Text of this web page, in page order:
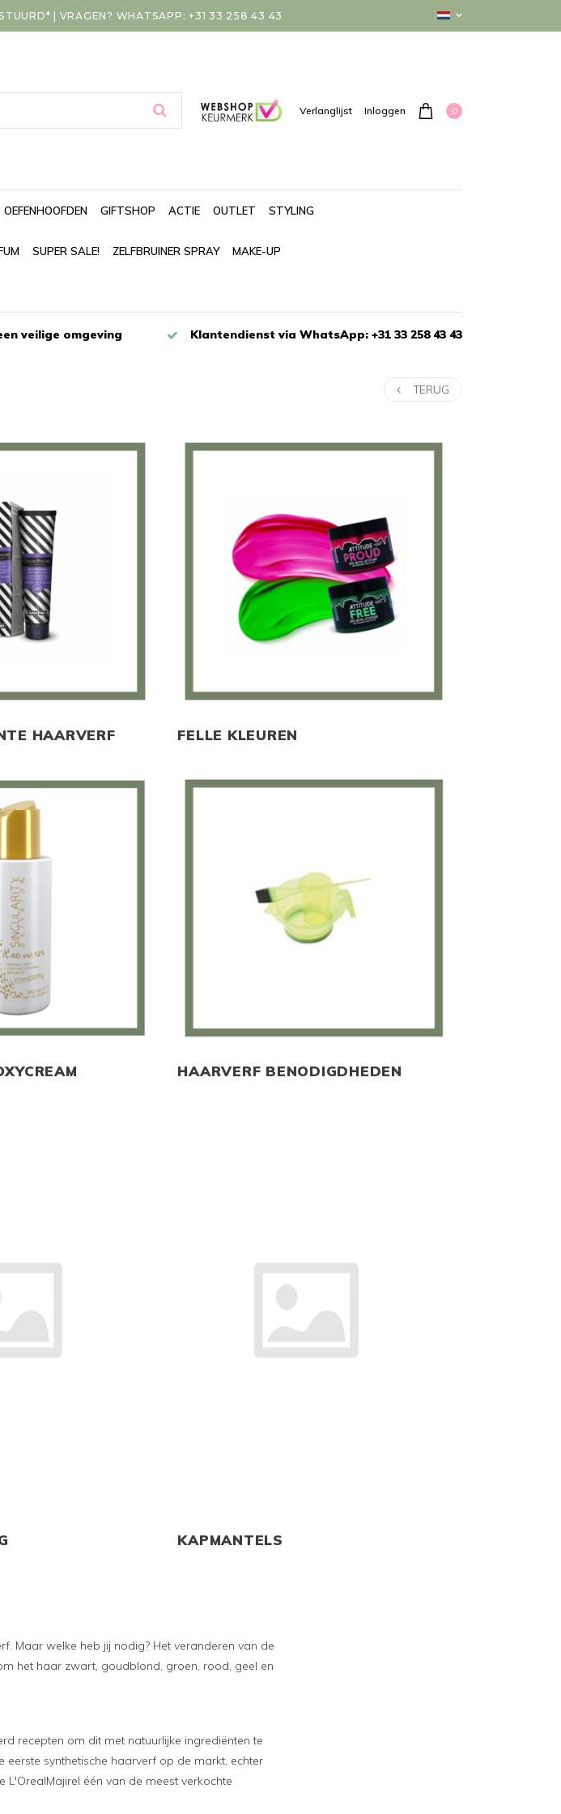
| VRAGEN? WHATSAPP: +31 33 258 43 43
Verlanglijst Inloggen 0
OEFENHOOFDEN GIFTSHOP ACTIE OUTLET STYLING
SUPER SALE! ZELFBRUINER SPRAY MAKE-UP
veilige omgeving Klantendienst via WhatsApp: +31 33 258 43 43
TERUG
HAARVERF FELLE KLEUREN
HAARVERF BENODIGDHEDEN
KAPMANTELS
Maar welke heb jij nodig? Het veranderen van de
het haar zwart, goudblond, groen, rood, geel en
recepten om dit met natuurlijke ingrediënten te
eerste synthetische haarverf op de markt, echter
één van de meest verkochte